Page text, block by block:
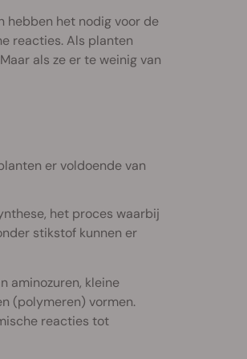
het nodig voor de
reacties. Als planten
als ze er te weinig van
er voldoende van
het proces waarbij
stikstof kunnen er
aminozuren, kleine
(polymeren) vormen.
reacties tot